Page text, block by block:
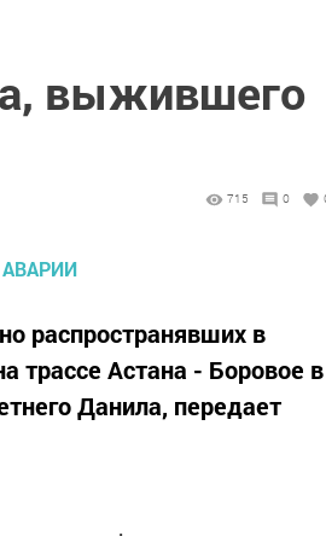
выжившего
715 0
распространявших в
Астана - Боровое в
Данила, передает